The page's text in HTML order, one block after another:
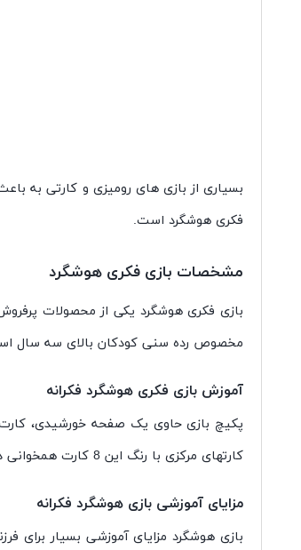
بسیاری از بازی های رومیزی و کارتی به
فکری هوشگرد است.
مشخصات بازی فکری هوشگرد
بازی فکری هوشگرد یکی از محصولات
مخصوص رده سنی کودکان بالای سه سال
آموزش بازی فکری هوشگرد فکرانه
کارتهای مرکزی با رنگ این 8 کارت همخوانی دارد.
مزایای آموزشی بازی هوشگرد فکرانه
بازی هوشگرد مزایای آموزشی بسیار برای